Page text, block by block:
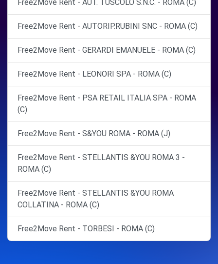
Free2Move Rent - AUT. TUSCOLO S.N.C. - ROMA (C)
Free2Move Rent - AUTORIP.RUBINI SNC - ROMA (C)
Free2Move Rent - GERARDI EMANUELE - ROMA (C)
Free2Move Rent - LEONORI SPA - ROMA (C)
Free2Move Rent - PSA RETAIL ITALIA SPA - ROMA
(C)
Free2Move Rent - S&YOU ROMA - ROMA (J)
Free2Move Rent - STELLANTIS &YOU ROMA 3 -
ROMA (C)
Free2Move Rent - STELLANTIS &YOU ROMA
COLLATINA - ROMA (C)
Free2Move Rent - TORBESI - ROMA (C)